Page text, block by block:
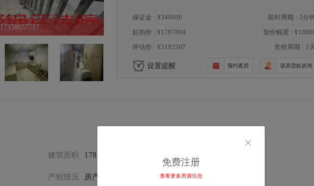
保证金 : ¥340000 延时周期 : 5分
起拍价 : ¥1787804 加价幅度 :
评估价 : ¥3192507 竞价周期 : 1
设置提醒 预约看房 该房贷款咨询
建筑面积 178.14㎡
产权情况 房产证 装修情况
免费注册
查看更多房源信息